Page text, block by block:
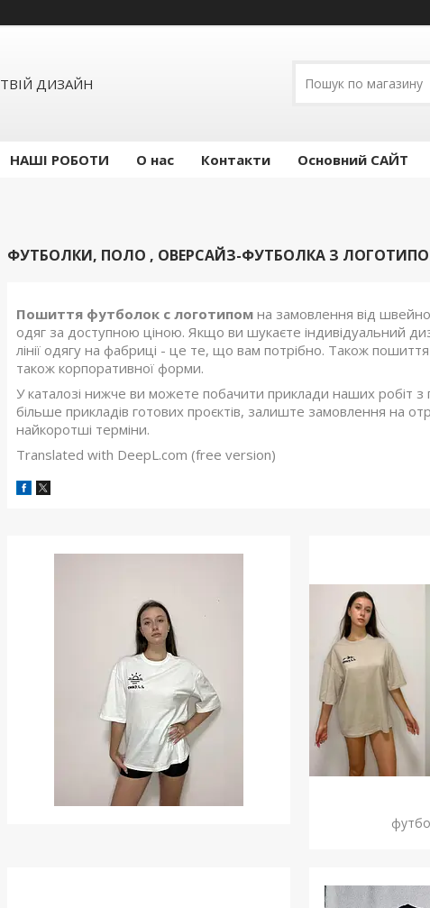
ТВІЙ ДИЗАЙН
НАШІ РОБОТИ О нас Контакти Основний САЙТ
ФУТБОЛКИ, ПОЛО , ОВЕРСАЙЗ-ФУТБОЛКА З
Пошиття футболок с логотипом на замовлення від
одяг за доступною ціною. Якщо ви шукаєте індивідуальний
лінії одягу на фабриці - це те, що вам потрібно. Також
також корпоративної форми.
У каталозі нижче ви можете побачити приклади наших
більше прикладів готових проєктів, залиште замовлення на
найкоротші терміни.
Translated with DeepL.com (free version)